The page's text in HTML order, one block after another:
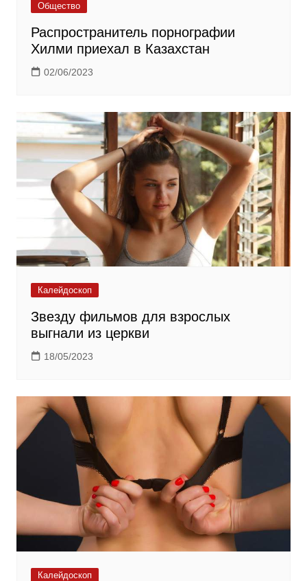
Общество
Распространитель порнографии
Хилми приехал в Казахстан
02/06/2023
Калейдоскоп
Звезду фильмов для взрослых
выгнали из церкви
18/05/2023
Калейдоскоп